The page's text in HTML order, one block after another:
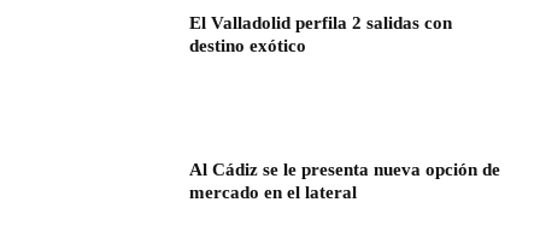
El Valladolid perfila 2 salidas con
destino exótico
Al Cádiz se le presenta nueva opción de
mercado en el lateral